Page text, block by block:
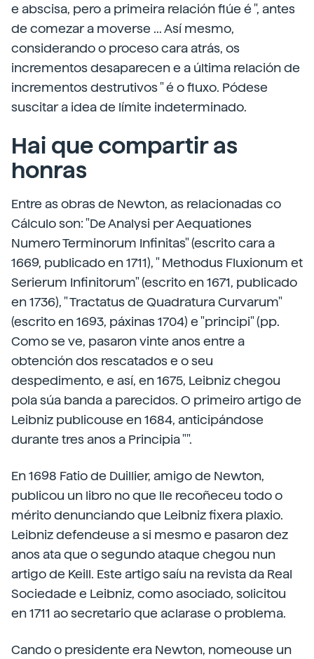
e abscisa, pero a primeira relación flúe é ", antes
de comezar a moverse ... Así mesmo,
considerando o proceso cara atrás, os
incrementos desaparecen e a última relación de
incrementos destrutivos " é o fluxo. Pódese
suscitar a idea de límite indeterminado.
Hai que compartir as
honras
Entre as obras de Newton, as relacionadas co
Cálculo son: "De Analysi per Aequationes
Numero Terminorum Infinitas" (escrito cara a
1669, publicado en 1711), " Methodus Fluxionum et
Serierum Infinitorum" (escrito en 1671, publicado
en 1736), " Tractatus de Quadratura Curvarum"
(escrito en 1693, páxinas 1704) e "principi" (pp.
Como se ve, pasaron vinte anos entre a
obtención dos rescatados e o seu
despedimento, e así, en 1675, Leibniz chegou
pola súa banda a parecidos. O primeiro artigo de
Leibniz publicouse en 1684, anticipándose
durante tres anos a Principia "".
En 1698 Fatio de Duillier, amigo de Newton,
publicou un libro no que lle recoñeceu todo o
mérito denunciando que Leibniz fixera plaxio.
Leibniz defendeuse a si mesmo e pasaron dez
anos ata que o segundo ataque chegou nun
artigo de Keill. Este artigo saíu na revista da Real
Sociedade e Leibniz, como asociado, solicitou
en 1711 ao secretario que aclarase o problema.
Cando o presidente era Newton, nomeouse un